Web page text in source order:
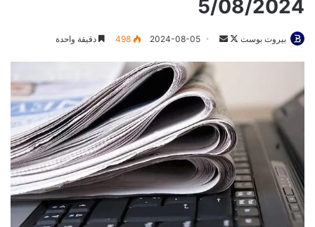
5/08/2024
بيروت بوست
تابعأرسل
إلكترونيا
2024-08-05
498 دقيقة واحدة